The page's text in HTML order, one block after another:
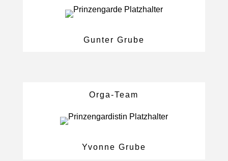
Gunter Grube
Orga-Team
Yvonne Grube